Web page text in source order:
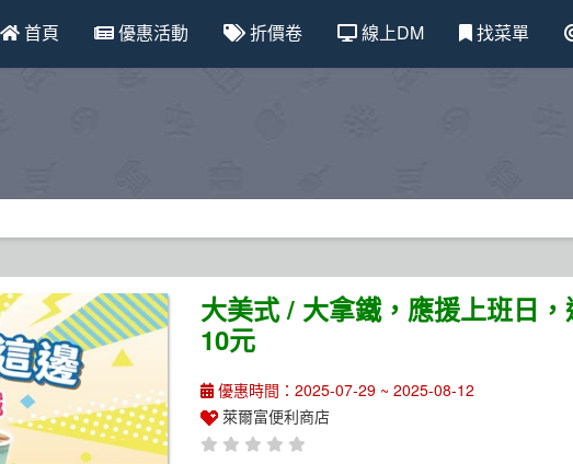
首頁 優惠活動 折價卷 線上DM 找菜單
大美式 / 大拿鐵，應援上班日
10元
優惠時間：2025-07-29 ~ 2025-08-12
萊爾富便利商店